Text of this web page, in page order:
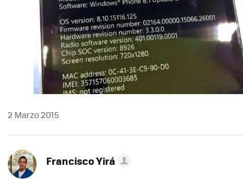
2 Marzo 2015
Francisco Yirá